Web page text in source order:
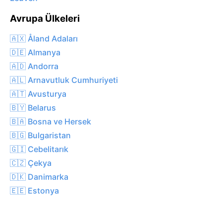
Avrupa Ülkeleri
🇦🇽 Åland Adaları
🇩🇪 Almanya
🇦🇩 Andorra
🇦🇱 Arnavutluk Cumhuriyeti
🇦🇹 Avusturya
🇧🇾 Belarus
🇧🇦 Bosna ve Hersek
🇧🇬 Bulgaristan
🇬🇮 Cebelitarık
🇨🇿 Çekya
🇩🇰 Danimarka
🇪🇪 Estonya